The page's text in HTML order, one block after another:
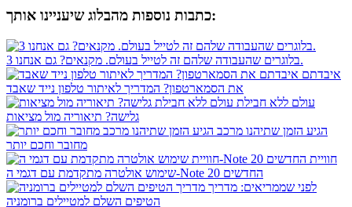
כתבות נוספות מהבלוג שיעניינו אותך:
3 בלוגרים שהעבודה שלהם זה לטייל בעולם. מקנאים? גם אנחנו.
איבדתם
את הסמארטפון? המדריך לאיתור טלפון נייד שאבד
עולם ללא חבילת
גלישה? תיאוריה מול מציאות
הגיע הזמן שתיהנו מרכב
מחובר וחכם יותר
חוויית
שימוש אולטרה מתקדמת עם דגמי ה-Note 20 החדשים
לפני שממריאים: מדריך
הטיפים השלם למטיילים ברומניה